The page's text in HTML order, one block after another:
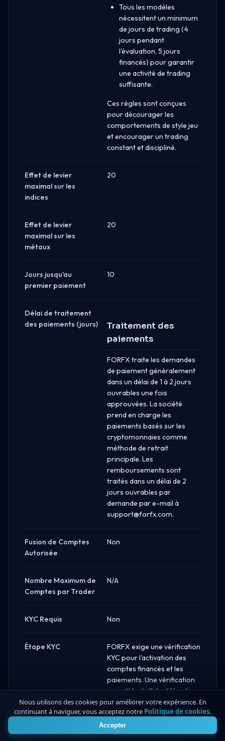
Tous les modèles
nécessitent un minimum
de jours de trading (4
jours pendant
l'évaluation, 5 jours
financés) pour garantir
une activité de trading
suffisante.
Ces règles sont conçues
pour décourager les
comportements de style jeu
et encourager un trading
constant et discipliné.
Effet de levier
maximal sur les
indices
20
Effet de levier
maximal sur les
métaux
20
Jours jusqu'au
premier paiement
10
Délai de traitement
des paiements (jours)
Traitement des
paiements
FORFX traite les demandes
de paiement généralement
dans un délai de 1 à 2 jours
ouvrables une fois
approuvées. La société
prend en charge les
paiements basés sur les
cryptomonnaies comme
méthode de retrait
principale. Les
remboursements sont
traités dans un délai de 2
jours ouvrables par
demande par e-mail à
support@forfx.com.
Fusion de Comptes
Autorisée
Non
Nombre Maximum de
Comptes par Trader
N/A
KYC Requis Non
Étape KYC
FORFX exige une vérification
KYC pour l'activation des
comptes financés et les
paiements. Une vérification
complète de l'identité est
obligatoire lors de la
transition de l'évaluation au
statut financé. Les traders
doivent s'attendre à
Nous utilisons des cookies pour améliorer votre expérience. En
continuant à naviguer, vous acceptez notre Politique de cookies.
Accepter
4